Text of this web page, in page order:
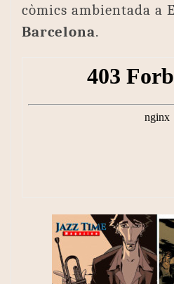
còmics ambientada a
Barcelona.